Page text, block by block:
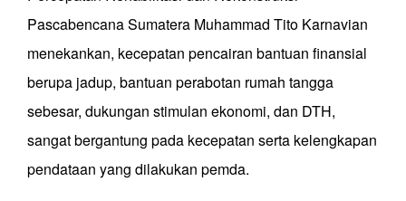
Pascabencana Sumatera Muhammad Tito Karnavian
menekankan, kecepatan pencairan bantuan finansial
berupa jadup, bantuan perabotan rumah tangga
sebesar, dukungan stimulan ekonomi, dan DTH,
sangat bergantung pada kecepatan serta kelengkapan
pendataan yang dilakukan pemda.